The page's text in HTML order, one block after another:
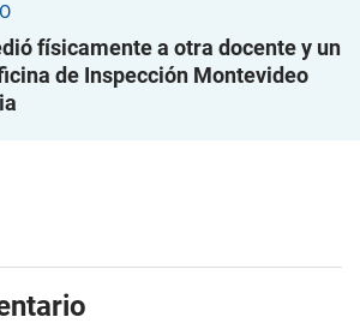
físicamente a otra docente y un
de Inspección Montevideo